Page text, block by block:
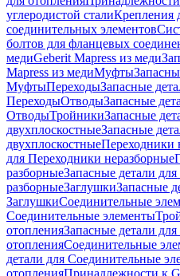
углеродистой сталиКрепления
соединительных элементов
болтов для фланцевых
медиGeberit Mapress из меди
Mapress из медиМуфты
МуфтыПереходыЗапасные
ПереходыОтводыЗапасные
ОтводыТройникиЗапасные
двухплоскостныеЗапасные
двухплоскостныеПереходники
для Переходники неразборные
разборныеЗапасные детали
разборныеЗаглушкиЗапасные
ЗаглушкиСоединительные
Соединительные элементы
отопленияЗапасные детали
отопленияСоединительные
детали для Соединительные
отопленияПринадлежности к